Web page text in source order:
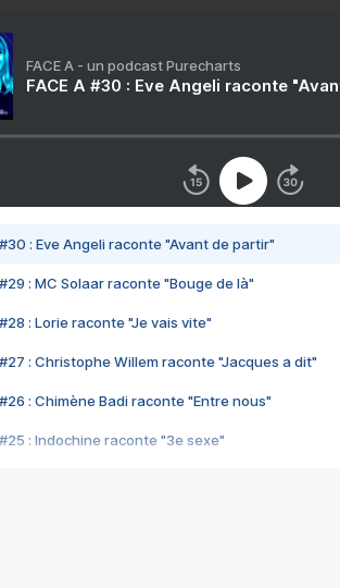
FACE A - un podcast Purecharts
FACE A #30 : Eve Angeli raconte
#30 : Eve Angeli raconte "Avant de partir"
#29 : MC Solaar raconte "Bouge de là"
#28 : Lorie raconte "Je vais vite"
#27 : Christophe Willem raconte "Jacques a dit"
#26 : Chimène Badi raconte "Entre nous"
#25 : Indochine raconte "3e sexe"